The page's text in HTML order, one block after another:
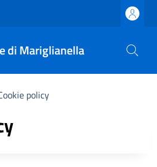
di Mariglianella
policy